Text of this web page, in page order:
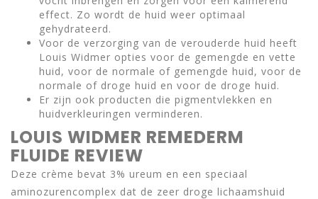
effect. Zo wordt de huid weer optimaal
gehydrateerd.
Voor de verzorging van de verouderde huid heeft
Louis Widmer opties voor de gemengde en vette
huid, voor de normale of gemengde huid, voor de
normale of droge huid en voor de droge huid.
Er zijn ook producten die pigmentvlekken en
huidverkleuringen verminderen.
LOUIS WIDMER REMEDERM
FLUIDE REVIEW
Deze crème bevat 3% ureum en een speciaal
aminozurencomplex dat de zeer droge lichaamshuid